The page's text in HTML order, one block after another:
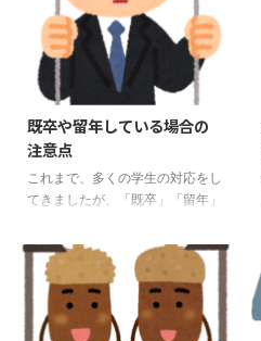
既卒や留年している場合の
注意点
これまで、多くの学生の対応をし
てきましたが、「既卒」「留年」
と思われる状況にある学生もいま
す。 本当のことを言うと、「既
卒」か「留年」というだけで不利
にはあまりなりません。大切なこ
とは、 「理由」が何か その「理